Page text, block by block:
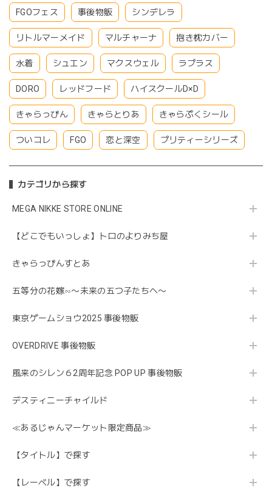
FGOフェス 事後物販 シンデレラ
リトルマーメイド マルチャーナ 抱き枕カバー
水着 シュエン マクスウェル ラプラス
DORO レッドフード ハイスクールD×D
きゃらっぴん きゃらとりあ きゃらぷくシール
ついコレ FGO 恋と深空 プリティーシリーズ
カテゴリから探す
MEGA NIKKE STORE ONLINE
【どこでもいっしょ】トロのよりみち屋
きゃらっぴんすとあ
五等分の花嫁∽〜未来の五つ子たちへ〜
東京ゲームショウ2025 事後物販
OVERDRIVE 事後物販
風来のシレン６2周年記念 POP UP 事後物販
デスティニーチャイルド
≪あるじゃんマーケット限定商品≫
【タイトル】で探す
【レーベル】で探す